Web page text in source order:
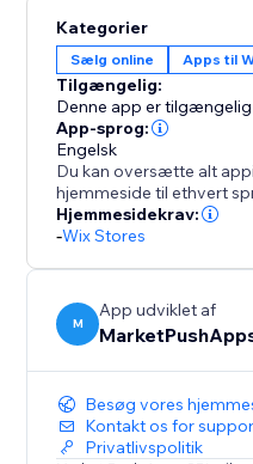
dit kontrolpanel.
Skab eksklusivitet, ryd
engagerende med
produkter til
Kategorier
Sælg online Apps til
Tilgængelig:
Denne app er
App-sprog:
Engelsk
Du kan oversætte alt
hjemmeside til ethvert
Hjemmesidekrav:
-Wix Stores
M
App udviklet af
Besøg vores
Kontakt os for
Privatlivspolitik